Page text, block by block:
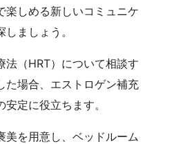
楽しめる新しいコミュニケ
ましょう。
法（HRT）について相談す
た場合、エストロゲン補充
定に役立ちます。
美を用意し、ベッドルーム